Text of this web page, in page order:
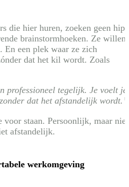
die hier huren, zoeken geen
brainstormhoeken. Ze willen
En een plek waar ze zich
dat het kil wordt. Zoals
professioneel tegelijk. Je voelt je
dat het afstandelijk wordt.”
staan. Persoonlijk, maar niet
afstandelijk.
werkomgeving